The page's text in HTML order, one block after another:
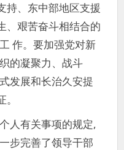
持、东中部地区支援
、艰苦奋斗相结合的
作。要加强党对新
的凝聚力、战斗
发展和长治久安提
人有关事项的规定,
步完善了领导干部